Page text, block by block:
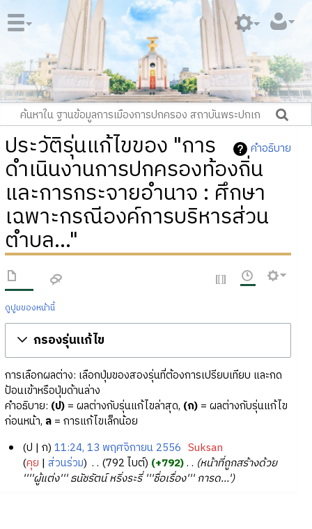
คำอธิบาย
ประวัติรุ่นแก้ไขของ "การ
ดำเนินงานการปกครองท้องถิ่น
และการกระจายอำนาจ : ศึกษา
เฉพาะกรณีองค์การบริหารส่วน
ตำบล..."
ดูปูมของหน้านี้
กรองรุ่นแก้ไข
การเลือกผลต่าง: เลือกปุ่มของสองรุ่นที่ต้องการเปรียบเทียบ และกด
ป้อนเข้าหรือปุ่มด้านล่าง
คำอธิบาย: (ป)= ผลต่างกับรุ่นแก้ไขล่าสุด, (ก)= ผลต่างกับรุ่นแก้ไข
ก่อนหน้า, ล= การแก้ไขเล็กน้อย
ป ก 11:24, 13 พฤศจิกายน 2556 Suksan
คุย ส่วนร่วม ‎ 792 ไบต์ +792 ‎
หน้าที่ถูกสร้างด้วย
''''ผู้แต่ง''' ธนัชรัตน์ หริ่งระรี่ '''ชื่อเรื่อง''' การด...'